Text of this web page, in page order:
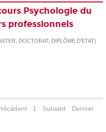
Psychologie du
professionnels
DOCTORAT, DIPLÔME D'ETAT)
1 Suivant Dernier